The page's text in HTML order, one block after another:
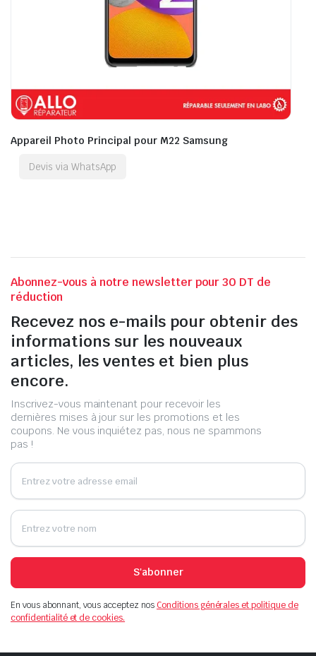
Appareil Photo Principal pour M22 Samsung
Devis via WhatsApp
Abonnez-vous à notre newsletter pour 30 DT de
réduction
Recevez nos e-mails pour obtenir des
informations sur les nouveaux
articles, les ventes et bien plus
encore.
Inscrivez-vous maintenant pour recevoir les
dernières mises à jour sur les promotions et les
coupons. Ne vous inquiétez pas, nous ne spammons
pas !
S'abonner
En vous abonnant, vous acceptez nosConditions générales et politique de
confidentialité et de cookies.